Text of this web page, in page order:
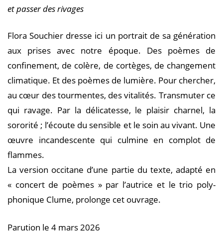
et passer des rivages
Flora Souchier dresse ici un portrait de sa génération
aux prises avec notre époque. Des poèmes de
confinement, de colère, de cortèges, de changement
climatique. Et des poèmes de lumière. Pour chercher,
au cœur des tourmentes, des vitalités. Transmuter ce
qui ravage. Par la délicatesse, le plaisir charnel, la
sororité ; l’écoute du sensible et le soin au vivant. Une
œuvre incandescente qui culmine en complot de
flammes.
La version occitane d’une partie du texte, adapté en
« concert de poèmes » par l’autrice et le trio poly­
phonique Clume, prolonge cet ouvrage.
Parution le 4 mars 2026